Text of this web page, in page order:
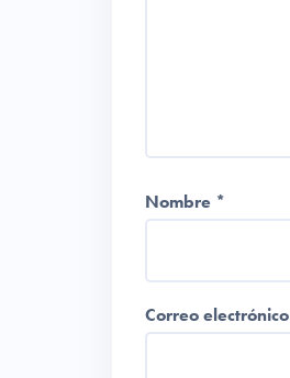
Nombre *
Correo electrónico